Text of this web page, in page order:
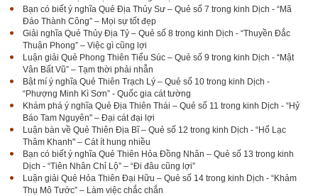
Bạn có biết ý nghĩa Quẻ Địa Thủy Sư – Quẻ số 7 trong kinh Dịch - “Mã
Đáo Thành Công” – Mọi sự tốt đẹp
Giải nghĩa Quẻ Thủy Địa Tỷ – Quẻ số 8 trong kinh Dịch - “Thuyền Đắc
Thuận Phong” – Việc gì cũng lợi
Luận giải Quẻ Phong Thiên Tiểu Súc – Quẻ số 9 trong kinh Dịch - “Mật
Vân Bất Vũ” – Tạm thời phải nhẫn
Bật mí ý nghĩa Quẻ Thiên Trạch Lý – Quẻ số 10 trong kinh Dịch -
“Phượng Minh Kì Sơn” - Quốc gia cát tường
Khám phá ý nghĩa Quẻ Địa Thiên Thái – Quẻ số 11 trong kinh Dịch - “Hỷ
Báo Tam Nguyên" – Đại cát đại lợi
Luận bàn về Quẻ Thiên Địa Bĩ – Quẻ số 12 trong kinh Dịch - “Hổ Lạc
Thâm Khanh" – Cát ít hung nhiều
Bạn có biết ý nghĩa Quẻ Thiên Hỏa Đồng Nhân – Quẻ số 13 trong kinh
Dịch - “Tiên Nhân Chỉ Lộ” – “Đi đâu cũng lợi”
Luận giải Quẻ Hỏa Thiên Đại Hữu – Quẻ số 14 trong kinh Dịch - “Khảm
Thụ Mô Tước” – Làm việc chắc chắn